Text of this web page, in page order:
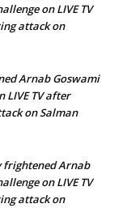
on LIVE TV
attack on
Arnab Goswami
LIVE TV after
on Salman
frightened Arnab
on LIVE TV
attack on